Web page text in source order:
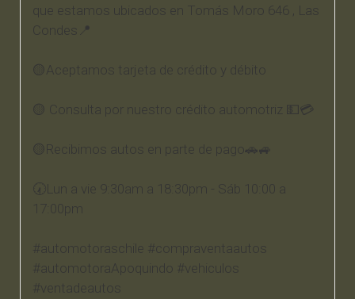
que estamos ubicados en Tomás Moro 646 , Las
Condes📍
🟡Aceptamos tarjeta de crédito y débito
🟡 Consulta por nuestro crédito automotriz 💵💳
🟡Recibimos autos en parte de pago🚗🚙
🕢Lun a vie 9:30am a 18:30pm - Sáb 10:00 a
17:00pm
#automotoraschile #compraventaautos
#automotoraApoquindo #vehiculos
#ventadeautos